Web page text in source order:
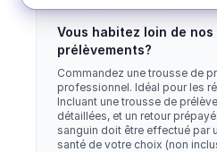
Vous habitez loin de
prélèvements?
Commandez une trousse de
professionnel. Idéal pour les
Incluant une trousse de
détaillées, et un retour
sanguin doit être effectué par
santé de votre choix (non